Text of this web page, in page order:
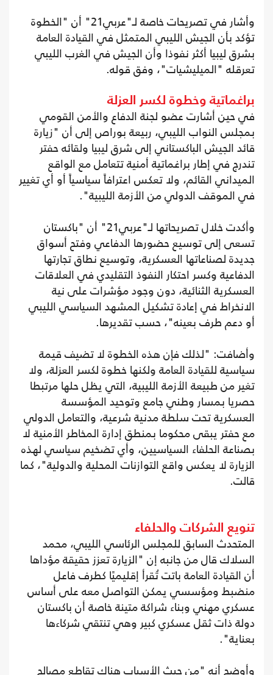
وأشار في تصريحات خاصة لـ"عربي21" أن "الخطوة
تؤكد بأن الجيش الليبي المتمثل في القيادة العامة
بشرق ليبيا أكثر نفوذا وأن الجيش في الغرب الليبي
تعرقله "الميليشيات"، وفق قوله.
براغماتية وخطوة لكسر العزلة
في حين أشارت عضو لجنة الدفاع والأمن القومي
بمجلس النواب الليبي، ربيعة بوراص إلى أن "زيارة
قائد الجيش الباكستاني إلى شرق ليبيا ولقائه حفتر
تندرج في إطار براغماتية أمنية تتعامل مع الواقع
الميداني القائم، ولا تعكس اعترافاً سياسياً أو أي تغيير
في الموقف الدولي من الأزمة الليبية".
وأكدت خلال تصريحاتها لـ"عربي21" أن "باكستان
تسعى إلى توسيع حضورها الدفاعي وفتح أسواق
جديدة لصناعاتها العسكرية، وتوسيع نطاق تجارتها
الدفاعية وكسر احتكار النفوذ التقليدي في العلاقات
العسكرية الثنائية، دون وجود مؤشرات على نية
الانخراط في إعادة تشكيل المشهد السياسي الليبي
أو دعم طرف بعينه"، حسب تقديرها.
وأضافت: "لذلك فإن هذه الخطوة لا تضيف قيمة
سياسية للقيادة العامة ولكنها خطوة لكسر العزلة، ولا
تغير من طبيعة الأزمة الليبية، التي يظل حلها مرتبطا
حصريا بمسار وطني جامع وتوحيد المؤسسة
العسكرية تحت سلطة مدنية شرعية، والتعامل الدولي
مع حفتر يبقى محكوما بمنطق إدارة المخاطر الأمنية لا
بصناعة الحلفاء السياسيين، وأي تضخيم سياسي لهذه
الزيارة لا يعكس واقع التوازنات المحلية والدولية"، كما
قالت.
تنويع الشركات والحلفاء
المتحدث السابق للمجلس الرئاسي الليبي، محمد
السلاك قال من جانبه إن "الزيارة تعزز حقيقة مؤداها
أن القيادة العامة باتت تُقرأ إقليميًا كطرف فاعل
منضبط ومؤسسي يمكن التواصل معه على أساس
عسكري مهني وبناء شراكة متينة خاصة أن باكستان
دولة ذات ثقل عسكري كبير وهي تنتقي شركاءها
بعناية".
وأوضح أنه "من حيث الأسباب هناك تقاطع مصالح